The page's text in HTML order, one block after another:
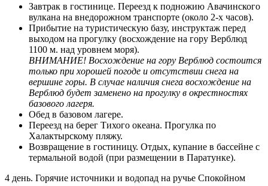
Завтрак в гостинице. Переезд к подножию Авачинского
вулкана на внедорожном транспорте (около 2-х часов).
Прибытие на туристическую базу, инструктаж перед
выходом на прогулку (восхождение на гору Верблюд
1100 м. над уровнем моря).
ВНИМАНИЕ! Восхождение на гору Верблюд состоится
только при хорошей погоде и отсутствии снега на
вершине горы. В случае наличия снега восхождение на
Верблюд будет заменено на прогулку в окрестностях
базового лагеря.
Обед в базовом лагере.
Переезд на берег Тихого океана. Прогулка по
Халактырскому пляжу.
Возвращение в гостиницу. Отдых, купание в бассейне с
термальной водой (при размещении в Паратунке).
4 день. Горячие источники и водопад на ручье Спокойном